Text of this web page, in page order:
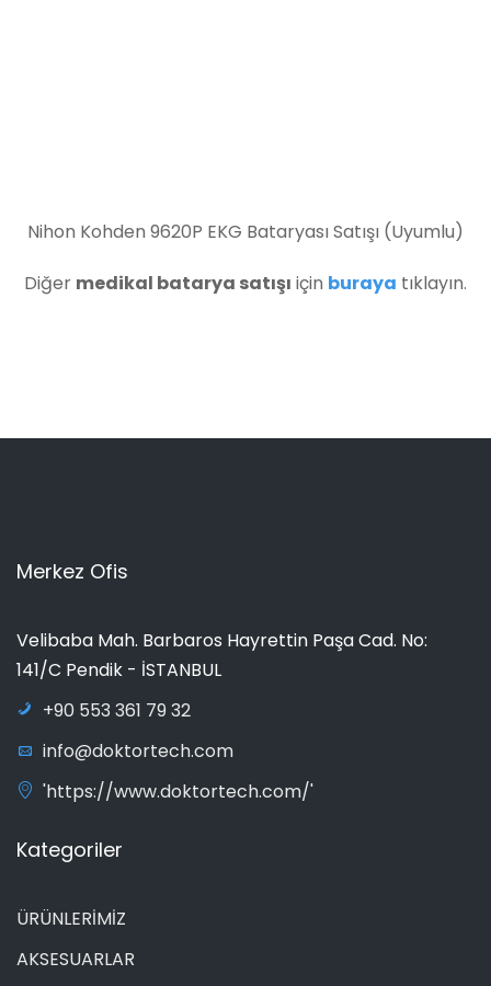
Nihon Kohden 9620P EKG Bataryası Satışı (Uyumlu)
Diğer medikal batarya satışı için buraya tıklayın.
Merkez Ofis
Velibaba Mah. Barbaros Hayrettin Paşa Cad. No:
141/C Pendik - İSTANBUL
+90 553 361 79 32
info@doktortech.com
'https://www.doktortech.com/'
Kategoriler
ÜRÜNLERİMİZ
AKSESUARLAR